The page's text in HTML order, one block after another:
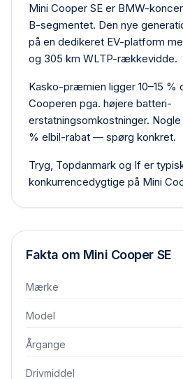
Mini Cooper SE er BMW-
B-segmentet. Den nye
på en dedikeret EV-platform
og 305 km WLTP-rækkevidde.
Kasko-præmien ligger 10–15 %
Cooperen pga. højere batteri-
erstatningsomkostninger.
% elbil-rabat — spørg konkret.
Tryg, Topdanmark og If er
konkurrencedygtige på Mini
Fakta om Mini Cooper SE
Mærke
Model
Årgange
Drivmiddel